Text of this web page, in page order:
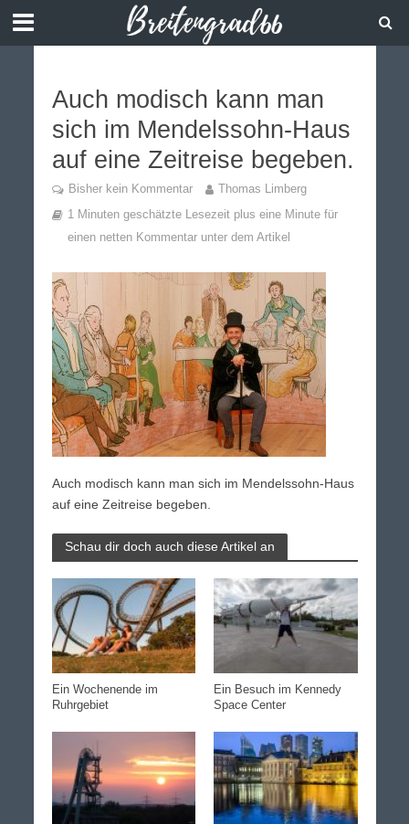
Auch modisch kann man
sich im Mendelssohn-Haus
auf eine Zeitreise begeben.
Bisher kein Kommentar
Thomas Limberg
1 Minuten geschätzte Lesezeit plus eine Minute für
einen netten Kommentar unter dem Artikel
Auch modisch kann man sich im Mendelssohn-Haus
auf eine Zeitreise begeben.
Schau dir doch auch diese Artikel an
Ein Wochenende im
Ruhrgebiet
Ein Besuch im Kennedy
Space Center